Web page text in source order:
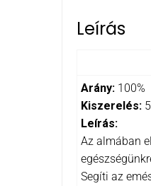
Leírás
Arány: 100%
Kiszerelés:
Leírás:
Az almában
Segíti az